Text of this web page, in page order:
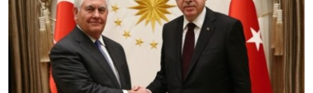
ЭЖЕ-СИҢДИЛЕР
АЗАТТЫК+
ЫҢГАЙСЫЗ СУРООЛОР
ОНЛАЙН ШЕРИНЕ